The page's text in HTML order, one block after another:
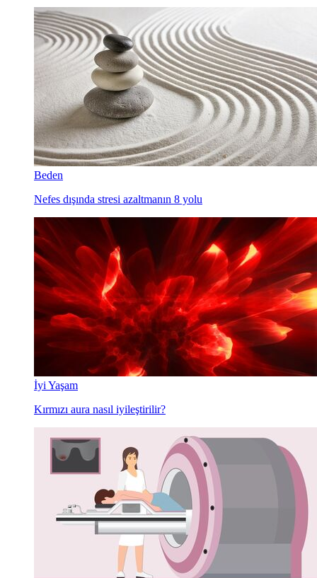
Beden
Nefes dışında stresi azaltmanın 8 yolu
İyi Yaşam
Kırmızı aura nasıl iyileştirilir?